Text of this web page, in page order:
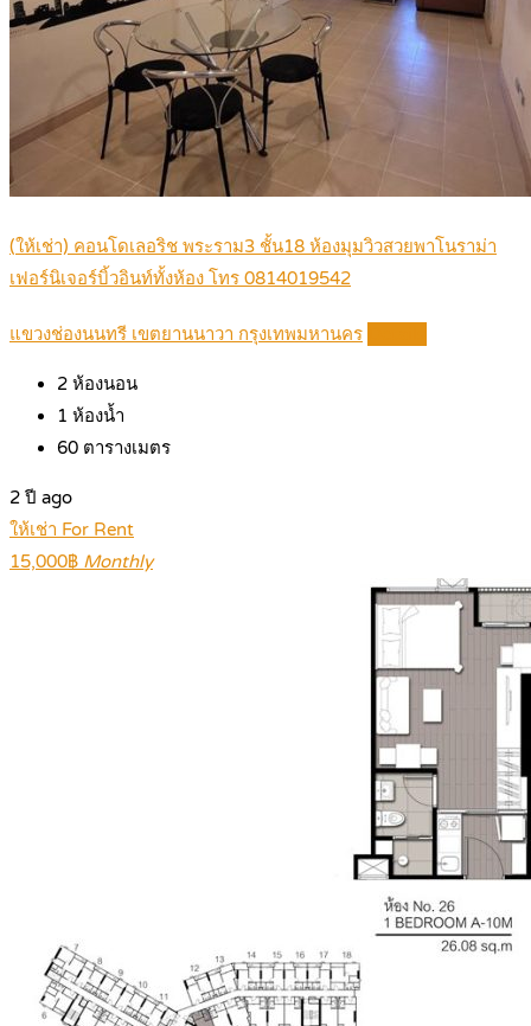
(ให้เช่า) คอนโดเลอริช พระราม3 ชั้น18 ห้องมุมวิวสวยพาโนราม่า
เฟอร์นิเจอร์บิ้วอินท์ทั้งห้อง โทร 0814019542
แขวงช่องนนทรี เขตยานนาวา กรุงเทพมหานคร
2 ห้องนอน
1 ห้องน้ำ
60 ตารางเมตร
2 ปี ago
ให้เช่า For Rent
15,000฿ Monthly